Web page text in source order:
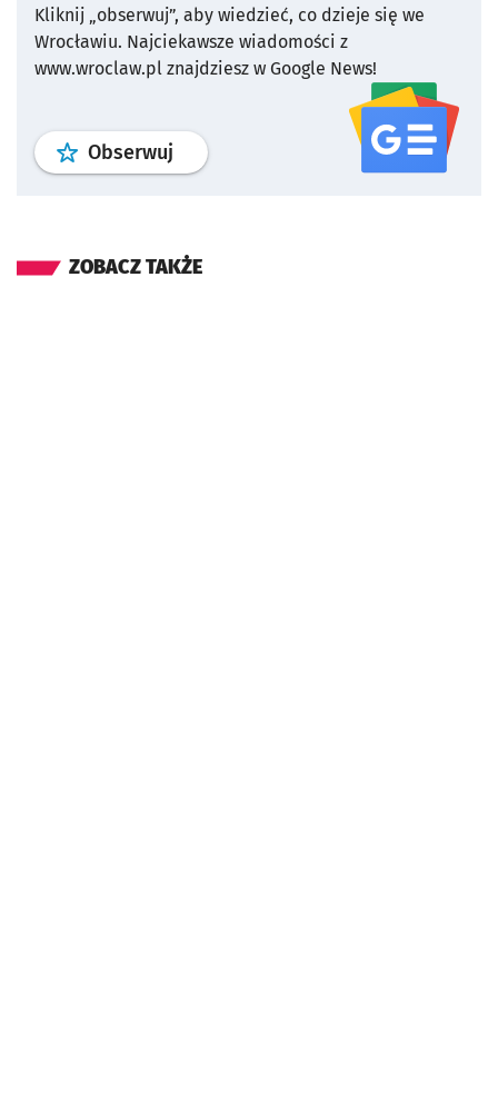
Kliknij „obserwuj”, aby wiedzieć, co dzieje się we
Wrocławiu. Najciekawsze wiadomości z
www.wroclaw.pl znajdziesz w Google News!
Obserwuj profil serwisu
ZOBACZ TAKŻE